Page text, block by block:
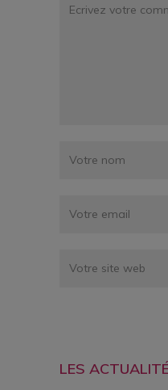
LES